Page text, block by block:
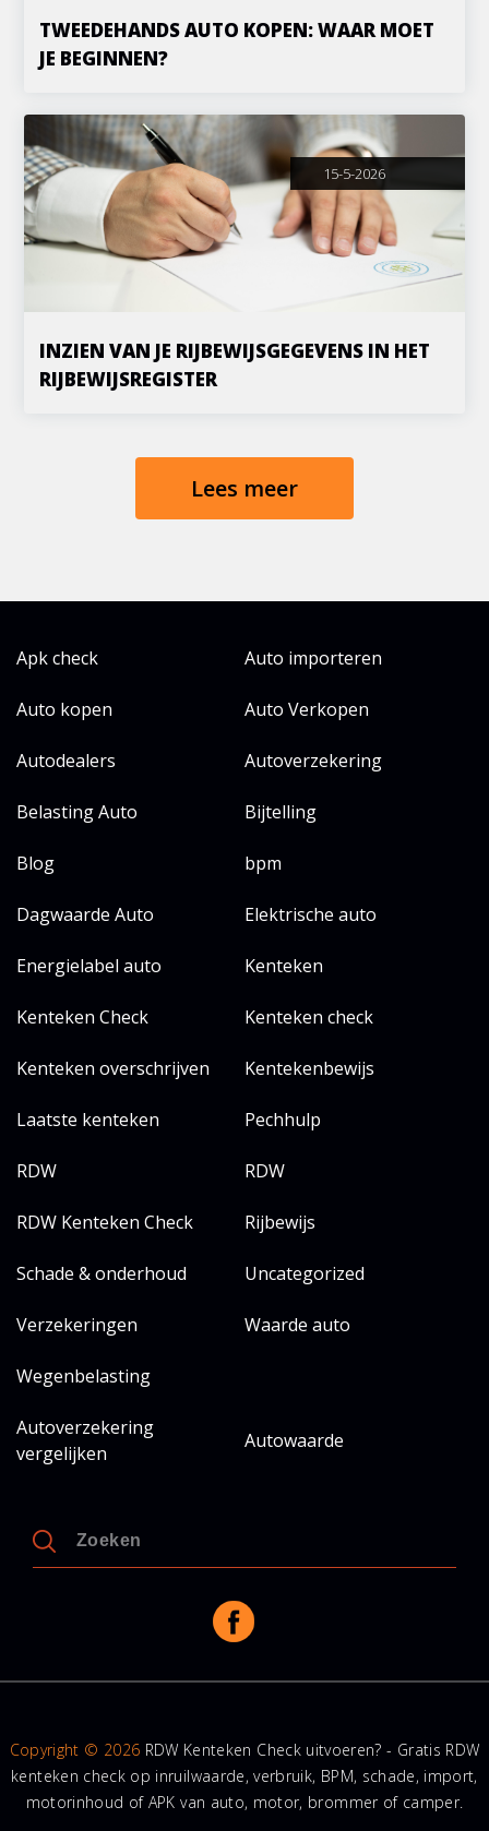
TWEEDEHANDS AUTO KOPEN: WAAR MOET
JE BEGINNEN?
15-5-2026
INZIEN VAN JE RIJBEWIJSGEGEVENS IN HET
RIJBEWIJSREGISTER
Lees meer
Apk check Auto importeren
Auto kopen Auto Verkopen
Autodealers Autoverzekering
Belasting Auto Bijtelling
Blog bpm
Dagwaarde Auto Elektrische auto
Energielabel auto Kenteken
Kenteken Check Kenteken check
Kenteken overschrijven Kentekenbewijs
Laatste kenteken Pechhulp
RDW RDW
RDW Kenteken Check Rijbewijs
Schade & onderhoud Uncategorized
Verzekeringen Waarde auto
Wegenbelasting
Autoverzekering
vergelijken
Autowaarde
Copyright © 2026 RDW Kenteken Check uitvoeren? - Gratis RDW
kenteken check op inruilwaarde, verbruik, BPM, schade, import,
motorinhoud of APK van auto, motor, brommer of camper.